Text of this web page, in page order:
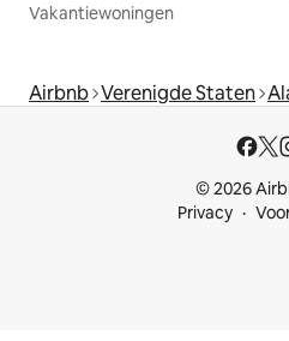
Vakantiewoningen
Airbnb Verenigde Staten
© 2026
Privacy